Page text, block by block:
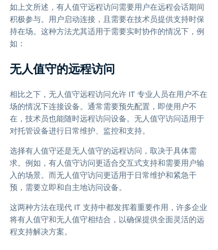
如上文所述，有人值守远程访问需要用户在远程会话期间
积极参与。用户启动连接，且需要在技术员提供支持时保
持在场。这种方法尤其适用于需要实时协作的情况下，例
如：
无人值守的远程访问
相比之下，无人值守远程访问允许 IT 专业人员在用户不在
场的情况下连接设备。通常需要预先配置，即使用户不
在，技术员也能随时远程访问设备。无人值守访问适用于
对托管设备进行日常维护、监控和支持。
选择有人值守还是无人值守的远程访问，取决于具体需
求。例如，有人值守访问更适合交互式支持和需要用户输
入的场景。而无人值守访问更适用于日常维护和紧急干
预，需要立即和自主地访问设备。
这两种方法在现代 IT 支持中都发挥着重要作用，许多企业
将有人值守和无人值守相结合，以确保提供全面灵活的远
程支持解决方案。